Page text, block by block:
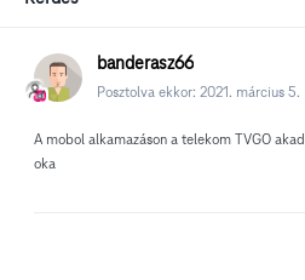
banderasz66
Posztolva ekkor: 2021. március 5.
A mobol alkamazáson a telekom TVGO
oka